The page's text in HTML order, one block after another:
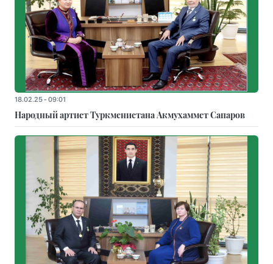
18.02.25 - 09:01
Народный артист Туркменистана Акмухаммет Сапаров